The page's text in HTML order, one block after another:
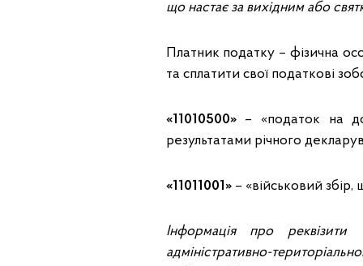
що настає за вихідним або
Платник податку – фізична
та сплатити свої податкові
«11010500»– «податок на
результатами річного
«11011001»– «військовий збір,
Інформація про реквізити
адміністративно-